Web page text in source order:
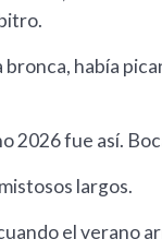
había
2026 fue así.
largos.
el verano